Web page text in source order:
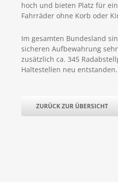
hoch und bieten Platz für
Fahrräder ohne Korb oder
Im gesamten Bundesland
sicheren Aufbewahrung
zusätzlich ca. 345
Haltestellen neu entstanden.
ZURÜCK ZUR ÜBERSICHT